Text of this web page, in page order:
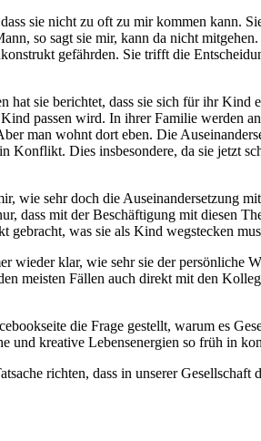
sie nicht zu oft zu mir kommen kann.
so sagt sie mir, kann da nicht
gefährden. Sie trifft die
hat sie berichtet, dass sie sich für ihr
passen wird. In ihrer Familie werden
man wohnt dort eben. Die
Konflikt. Dies insbesondere, da sie jetzt
wie sehr doch die Auseinandersetzung
dass mit der Beschäftigung mit diesen
was sie als Kind wegstecken
wieder klar, wie sehr sie der
meisten Fällen auch direkt mit den
die Frage gestellt, warum es
und kreative Lebensenergien so früh in
richten, dass in unserer